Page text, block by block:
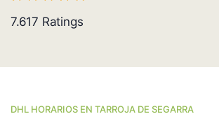
7.617 Ratings
DHL HORARIOS EN TARROJA DE SEGARRA